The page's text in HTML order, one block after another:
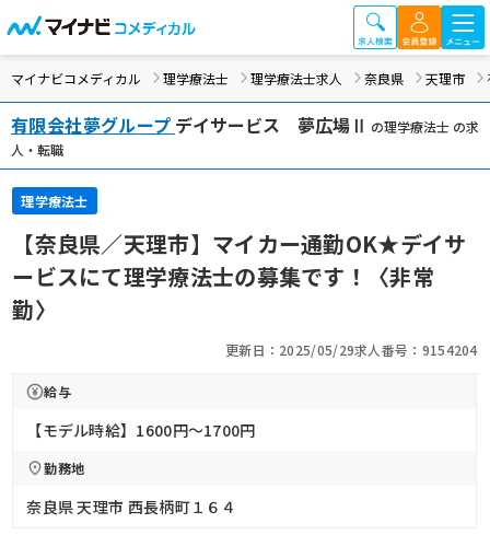
マイナビコメディカル 理学療法士 理学療法士求人 奈良県 天理市
有限会社夢グループ デイサービス 夢広場Ⅱ の理学療法士 の求
人・転職
理学療法士
【奈良県／天理市】マイカー通勤OK★デイサ
ービスにて理学療法士の募集です！〈非常
勤〉
更新日：2025/05/29求人番号：9154204
給与
【モデル時給】1600円〜1700円
勤務地
奈良県 天理市 西長柄町１６４